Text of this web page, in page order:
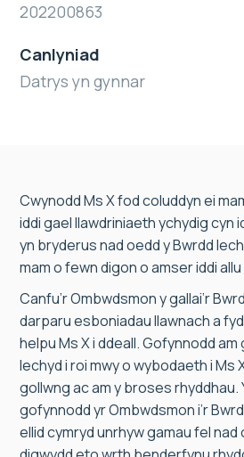
202200863
Canlyniad
Datrys yn gynnar
Cwynodd Ms X fod coluddyn ei
iddi gael llawdriniaeth ychydig cyn
yn bryderus nad oedd y Bwrdd
mam o fewn digon o amser iddi
Canfu’r Ombwdsmon y gallai’r
darparu esboniadau llawnach a
helpu Ms X i ddeall. Gofynnodd
Iechyd i roi mwy o wybodaeth i Ms
gollwng ac am y broses rhyddhau.
gofynnodd yr Ombwdsmon i’r
ellid cymryd unrhyw gamau fel